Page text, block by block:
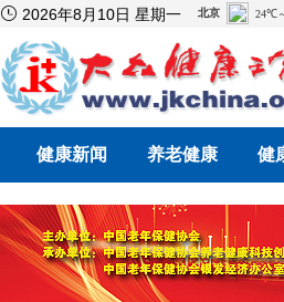
 2026年8月10日 星期一
健康新闻 养老健康 健